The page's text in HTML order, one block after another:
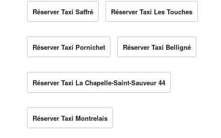
Réserver Taxi Saffré Réserver Taxi Les Touches
Réserver Taxi Pornichet Réserver Taxi Belligné
Réserver Taxi La Chapelle-Saint-Sauveur 44
Réserver Taxi Montrelais